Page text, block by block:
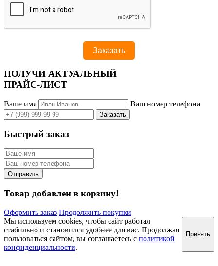
ПОЛУЧИ АКТУАЛЬНЫЙ
ПРАЙС-ЛИСТ
Ваше имя Ваш номер телефона
Быстрый заказ
Товар добавлен в корзину!
Оформить заказ Продолжить покупки
Мы используем cookies, чтобы сайт работал
стабильно и становился удобнее для вас. Продолжая
пользоваться сайтом, вы соглашаетесь с политикой
конфиденциальности.
Принять